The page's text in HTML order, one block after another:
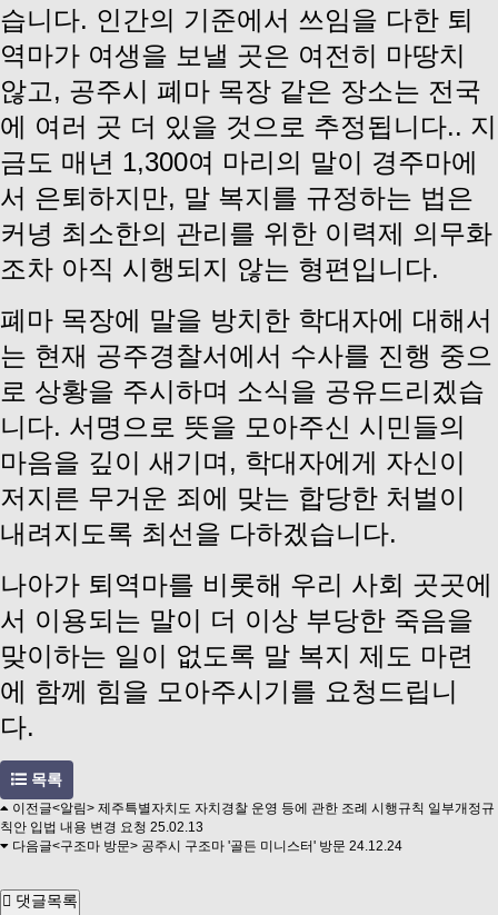
습니다. 인간의 기준에서 쓰임을 다한 퇴
역마가 여생을 보낼 곳은 여전히 마땅치
않고, 공주시 폐마 목장 같은 장소는 전국
에 여러 곳 더 있을 것으로 추정됩니다.. 지
금도 매년 1,300여 마리의 말이 경주마에
서 은퇴하지만, 말 복지를 규정하는 법은
커녕 최소한의 관리를 위한 이력제 의무화
조차 아직 시행되지 않는 형편입니다.
폐마 목장에 말을 방치한 학대자에 대해서
는 현재 공주경찰서에서 수사를 진행 중으
로 상황을 주시하며 소식을 공유드리겠습
니다. 서명으로 뜻을 모아주신 시민들의
마음을 깊이 새기며, 학대자에게 자신이
저지른 무거운 죄에 맞는 합당한 처벌이
내려지도록 최선을 다하겠습니다.
나아가 퇴역마를 비롯해 우리 사회 곳곳에
서 이용되는 말이 더 이상 부당한 죽음을
맞이하는 일이 없도록 말 복지 제도 마련
에 함께 힘을 모아주시기를 요청드립니
다.
목록
이전글<알림> 제주특별자치도 자치경찰 운영 등에 관한 조례 시행규칙 일부개정규
칙안 입법 내용 변경 요청 25.02.13
다음글<구조마 방문> 공주시 구조마 '골든 미니스터' 방문 24.12.24
댓글목록